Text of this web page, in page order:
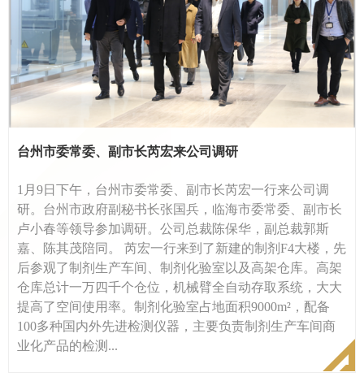
台州市委常委、副市长芮宏来公司调研
1月9日下午，台州市委常委、副市长芮宏一行来公司调
研。台州市政府副秘书长张国兵，临海市委常委、副市长
卢小春等领导参加调研。公司总裁陈保华，副总裁郭斯
嘉、陈其茂陪同。 芮宏一行来到了新建的制剂F4大楼，先
后参观了制剂生产车间、制剂化验室以及高架仓库。高架
仓库总计一万四千个仓位，机械臂全自动存取系统，大大
提高了空间使用率。制剂化验室占地面积9000m²，配备
100多种国内外先进检测仪器，主要负责制剂生产车间商
业化产品的检测...